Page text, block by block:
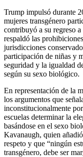
Trump impulsó durante
mujeres transgénero
contribuyó a su regreso
respaldó las
jurisdicciones
participación de niñas y
seguridad y la igualdad
según su sexo biológico.
En representación de la
los argumentos que
inconstitucionalmente
escuelas determinar la
basándose en el sexo
Kavanaugh, quien
respeto y que “ningún
transgénero, debe ser